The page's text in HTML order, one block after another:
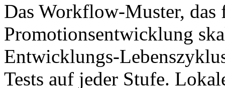
Das Workflow-Muster, das
Promotionsentwicklung
Entwicklungs-
Tests auf jeder Stufe.